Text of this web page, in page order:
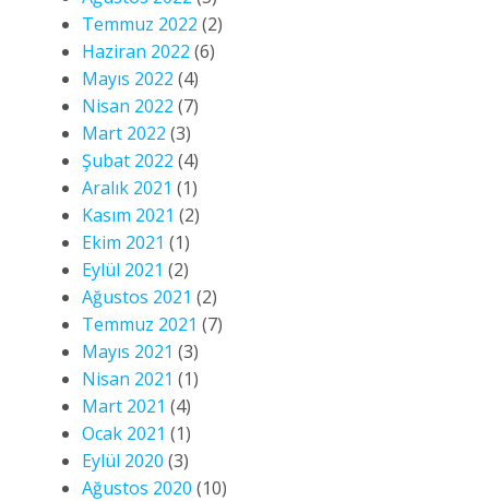
Temmuz 2022 (2)
Haziran 2022 (6)
Mayıs 2022 (4)
Nisan 2022 (7)
Mart 2022 (3)
Şubat 2022 (4)
Aralık 2021 (1)
Kasım 2021 (2)
Ekim 2021 (1)
Eylül 2021 (2)
Ağustos 2021 (2)
Temmuz 2021 (7)
Mayıs 2021 (3)
Nisan 2021 (1)
Mart 2021 (4)
Ocak 2021 (1)
Eylül 2020 (3)
Ağustos 2020 (10)